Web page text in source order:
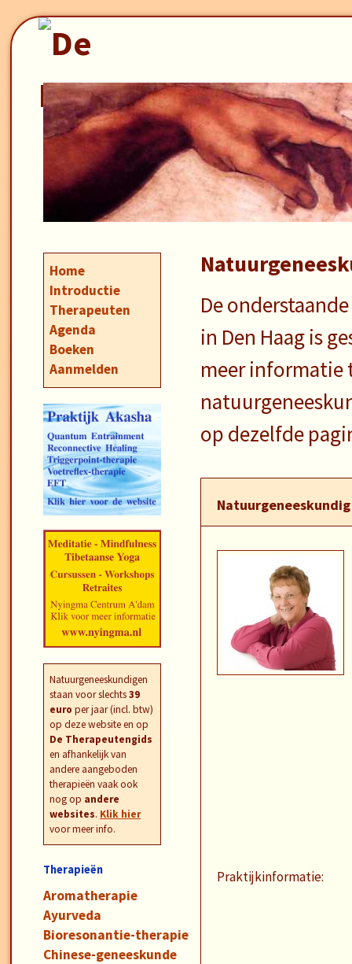
Home
Introductie
Therapeuten
Agenda
Boeken
Aanmelden
Natuurgeneeskundigen
staan voor slechts39
euro per jaar (incl. btw)
op deze website en op
De Therapeutengids
en afhankelijk van
andere aangeboden
therapieën vaak ook
nog op andere
websites. Klik hier
voor meer info.
Therapieën
Aromatherapie
Ayurveda
Bioresonantie-therapie
Chinese-geneeskunde
De
in Den Haag is
meer informatie
op dezelfde
Praktijkinformatie: